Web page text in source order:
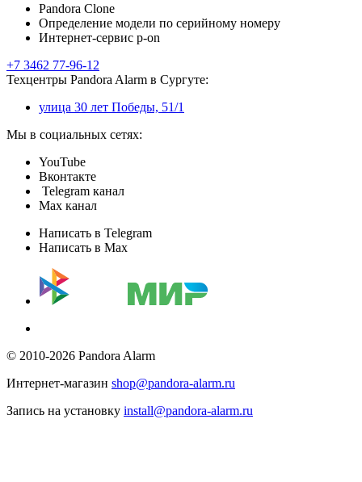
Pandora Clone
Определение модели по серийному номеру
Интернет-сервис p-on
+7 3462 77-96-12
Техцентры Pandora Alarm в Сургуте:
улица 30 лет Победы, 51/1
Мы в социальных сетях:
YouTube
Вконтакте
Telegram канал
Max канал
Написать в Telegram
Написать в Max
© 2010-2026 Pandora Alarm
Интернет-магазин shop@pandora-alarm.ru
Запись на установку install@pandora-alarm.ru